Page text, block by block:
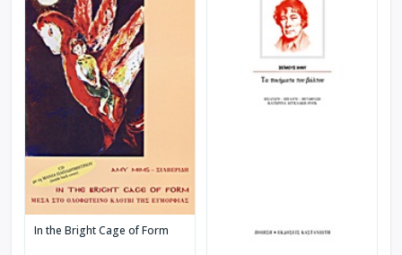
In the Bright Cage of Form